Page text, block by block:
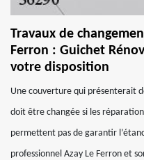
Travaux de
Ferron : Guichet
votre disposition
Une couverture qui présenterait
doit être changée si les
permettent pas de garantir
professionnel Azay Le Ferron et